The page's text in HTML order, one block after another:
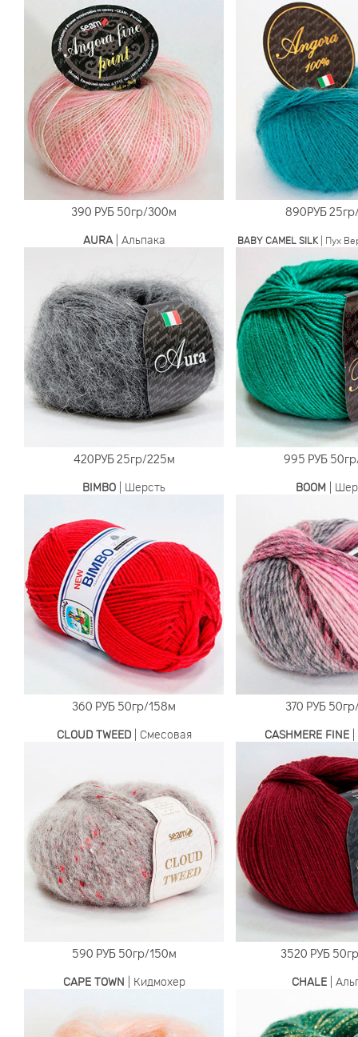
390 РУБ 50гр/300м 890РУБ
AURA | Альпака
420РУБ25гр/225м
BABY CAMEL SILK| Пух
995 РУБ
BIMBO | Шерсть
360 РУБ 50гр/158м
BOOM |
370 РУБ
CLOUD TWEED| Смесовая
590 РУБ50гр/150м
CASHMERE FINE
3520 РУБ
CAPE TOWN | Кидмохер CHALE |